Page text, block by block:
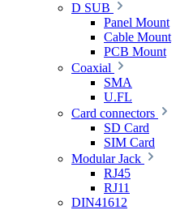
D SUB
Panel Mount
Cable Mount
PCB Mount
Coaxial
SMA
U.FL
Card connectors
SD Card
SIM Card
Modular Jack
RJ45
RJ11
DIN41612